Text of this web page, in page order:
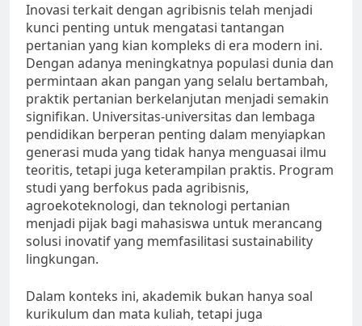
Inovasi terkait dengan agribisnis telah menjadi
kunci penting untuk mengatasi tantangan
pertanian yang kian kompleks di era modern ini.
Dengan adanya meningkatnya populasi dunia dan
permintaan akan pangan yang selalu bertambah,
praktik pertanian berkelanjutan menjadi semakin
signifikan. Universitas-universitas dan lembaga
pendidikan berperan penting dalam menyiapkan
generasi muda yang tidak hanya menguasai ilmu
teoritis, tetapi juga keterampilan praktis. Program
studi yang berfokus pada agribisnis,
agroekoteknologi, dan teknologi pertanian
menjadi pijak bagi mahasiswa untuk merancang
solusi inovatif yang memfasilitasi sustainability
lingkungan.
Dalam konteks ini, akademik bukan hanya soal
kurikulum dan mata kuliah, tetapi juga